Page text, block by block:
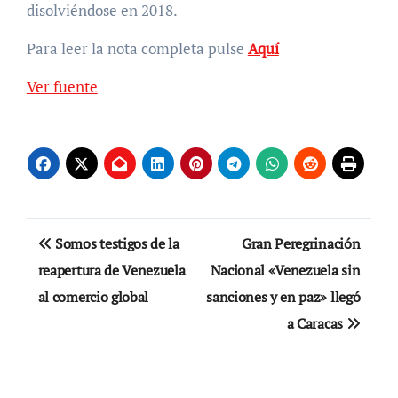
disolviéndose en 2018.
Para leer la nota completa pulse Aquí
Ver fuente
Navegación
de
entradas
Somos testigos de la
reapertura de Venezuela
al comercio global
Gran Peregrinación
Nacional «Venezuela sin
sanciones y en paz» llegó
a Caracas